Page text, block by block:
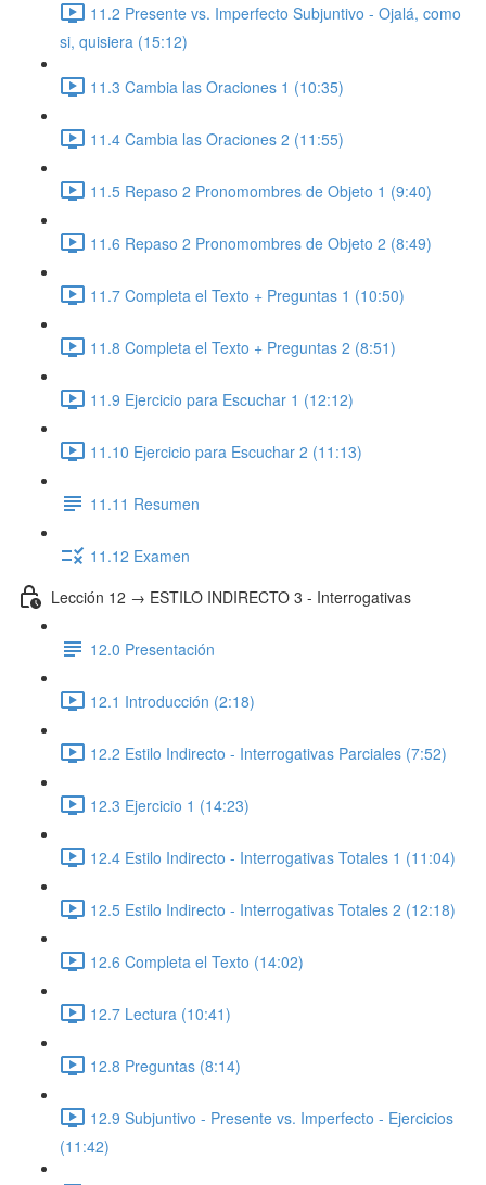
11.2 Presente vs. Imperfecto Subjuntivo - Ojalá, como
si, quisiera (15:12)
11.3 Cambia las Oraciones 1 (10:35)
11.4 Cambia las Oraciones 2 (11:55)
11.5 Repaso 2 Pronomombres de Objeto 1 (9:40)
11.6 Repaso 2 Pronomombres de Objeto 2 (8:49)
11.7 Completa el Texto + Preguntas 1 (10:50)
11.8 Completa el Texto + Preguntas 2 (8:51)
11.9 Ejercicio para Escuchar 1 (12:12)
11.10 Ejercicio para Escuchar 2 (11:13)
11.11 Resumen
11.12 Examen
Lección 12 → ESTILO INDIRECTO 3 - Interrogativas
12.0 Presentación
12.1 Introducción (2:18)
12.2 Estilo Indirecto - Interrogativas Parciales (7:52)
12.3 Ejercicio 1 (14:23)
12.4 Estilo Indirecto - Interrogativas Totales 1 (11:04)
12.5 Estilo Indirecto - Interrogativas Totales 2 (12:18)
12.6 Completa el Texto (14:02)
12.7 Lectura (10:41)
12.8 Preguntas (8:14)
12.9 Subjuntivo - Presente vs. Imperfecto - Ejercicios
(11:42)